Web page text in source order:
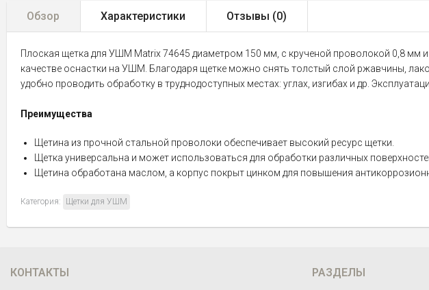
Обзор Характеристики Отзывы (0)
Плоская щетка для УШМ Matrix 74645 диаметром 150 мм, с крученой проволокой 0,8 мм
качестве оснастки на УШМ. Благодаря щетке можно снять толстый слой ржавчины,
удобно проводить обработку в труднодоступных местах: углах, изгибах и др.
Преимущества
Щетина из прочной стальной проволоки обеспечивает высокий ресурс щетки.
Щетка универсальна и может использоваться для обработки различных
Щетина обработана маслом, а корпус покрыт цинком для повышения
Категория: Щетки для УШМ
КОНТАКТЫ РАЗДЕЛЫ